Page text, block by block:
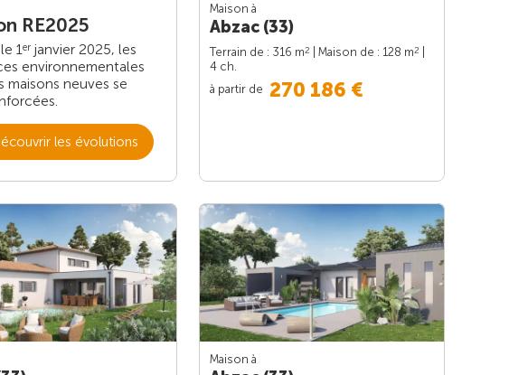
RE2025
1 er janvier 2025, les
environnementales
maisons neuves se
les évolutions
Maison à
Abzac (33)
Terrain de : 316 m2 | Maison de : 128 m2
4 ch.
à partir de 270 186 €
Maison à